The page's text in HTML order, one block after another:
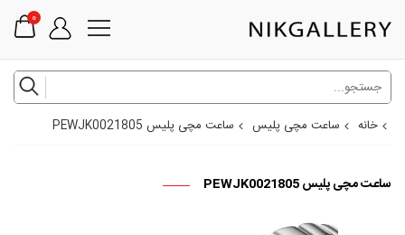
0
خانه ساعت مچی پلیس ساعت مچی پلیس PEWJK0021805
ساعت مچی پلیس PEWJK0021805